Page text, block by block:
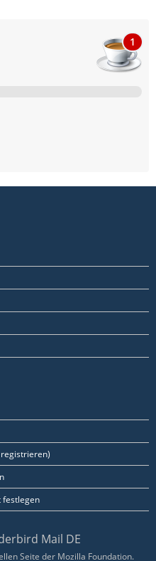
1
festlegen
Mail DE
Seite der Mozilla Foundation.